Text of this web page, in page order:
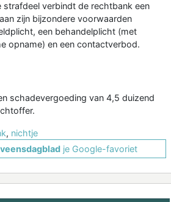
strafdeel verbindt de rechtbank een
zijn bijzondere voorwaarden
een behandelplicht (met
opname) en een contactverbod.
schadevergoeding van 4,5 duizend
, nichtje
je Google-favoriet